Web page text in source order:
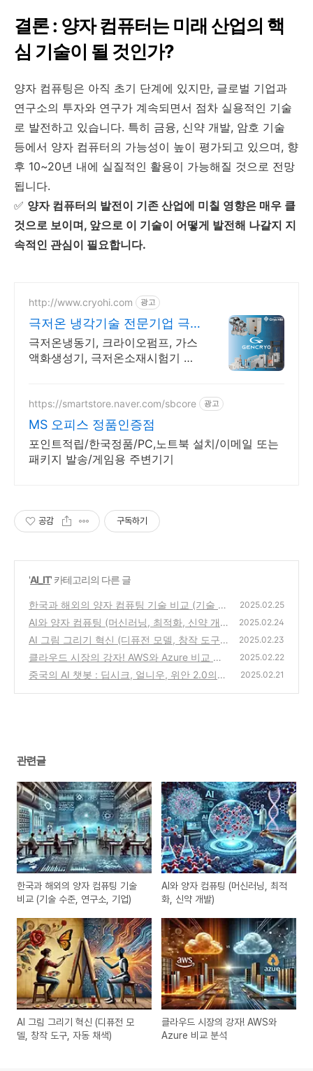
결론 : 양자 컴퓨터는 미래 산업의 핵
심 기술이 될 것인가?
양자 컴퓨팅은 아직 초기 단계에 있지만, 글로벌 기업과
연구소의 투자와 연구가 계속되면서 점차 실용적인 기술
로 발전하고 있습니다. 특히 금융, 신약 개발, 암호 기술
등에서 양자 컴퓨터의 가능성이 높이 평가되고 있으며, 향
후 10~20년 내에 실질적인 활용이 가능해질 것으로 전망
됩니다.
✅ 양자 컴퓨터의 발전이 기존 산업에 미칠 영향은 매우 클
것으로 보이며, 앞으로 이 기술이 어떻게 발전해 나갈지 지
속적인 관심이 필요합니다.
http://www.cryohi.com 광고
극저온 냉각기술 전문기업 극
저온 냉각기술 전문기업
극저온냉동기, 크라이오펌프, 가스
액화생성기, 극저온소재시험기 제
험기 제조전문
https://smartstore.naver.com/sbcore 광고
MS 오피스 정품인증점
포인트적립/한국정품/PC,노트북 설치/이메일 또는
패키지 발송/게임용 주변기기
공감 구독하기
'AI_IT' 카테고리의 다른 글
한국과 해외의 양자 컴퓨팅 기술 비교 (기술 수
준, 연구소, 기업)
(0)
2025.02.25
AI와 양자 컴퓨팅 (머신러닝, 최적화, 신약 개
발)
(0)
2025.02.24
AI 그림 그리기 혁신 (디퓨전 모델, 창작 도구,
자동 채색)
(0)
2025.02.23
클라우드 시장의 강자! AWS와 Azure 비교 분
석
(0)
2025.02.22
중국의 AI 챗봇 : 딥시크, 얼니우, 위안 2.0의
2025.02.21
관련글
한국과 해외의 양자 컴퓨팅 기술
비교 (기술 수준, 연구소, 기업)
AI와 양자 컴퓨팅 (머신러닝, 최적
화, 신약 개발)
AI 그림 그리기 혁신 (디퓨전 모
델, 창작 도구, 자동 채색)
클라우드 시장의 강자! AWS와
Azure 비교 분석